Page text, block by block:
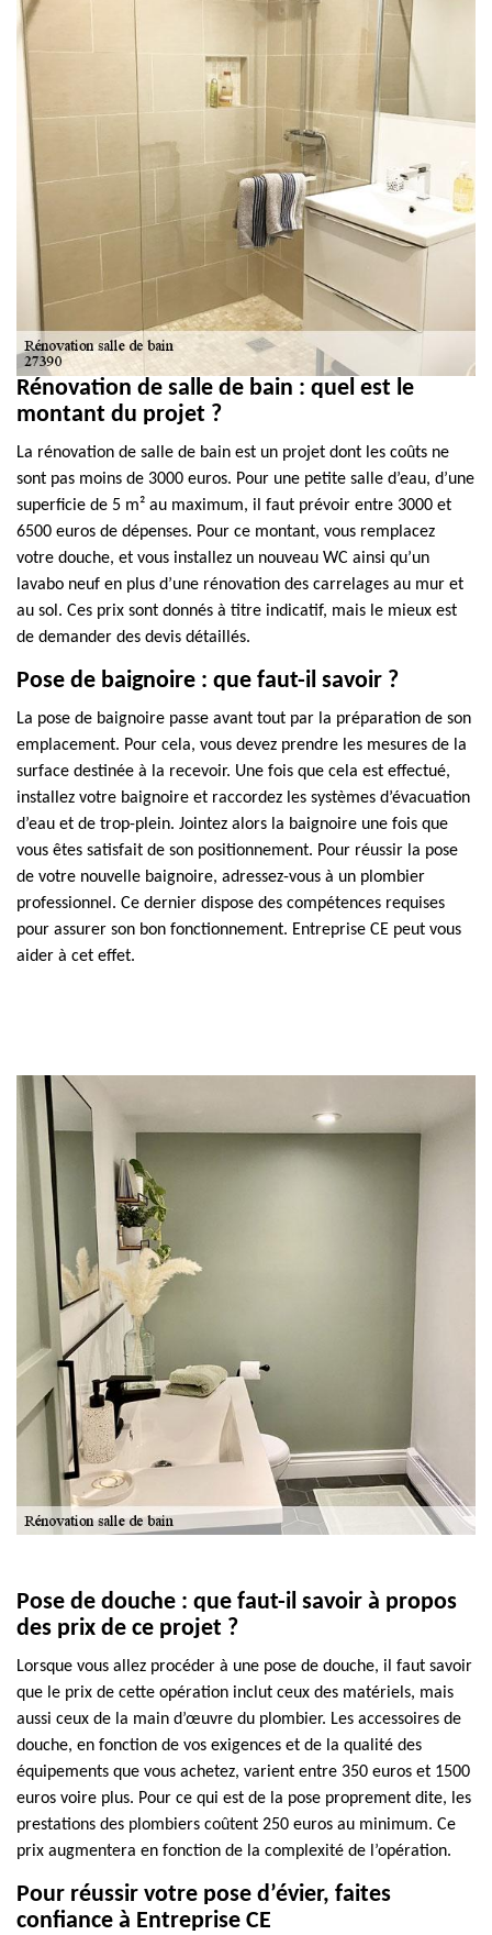
Rénovation de salle de bain : quel est le
montant du projet ?
La rénovation de salle de bain est un projet dont les coûts ne
sont pas moins de 3000 euros. Pour une petite salle d’eau, d’une
superficie de 5 m² au maximum, il faut prévoir entre 3000 et
6500 euros de dépenses. Pour ce montant, vous remplacez
votre douche, et vous installez un nouveau WC ainsi qu’un
lavabo neuf en plus d’une rénovation des carrelages au mur et
au sol. Ces prix sont donnés à titre indicatif, mais le mieux est
de demander des devis détaillés.
Pose de baignoire : que faut-il savoir ?
La pose de baignoire passe avant tout par la préparation de son
emplacement. Pour cela, vous devez prendre les mesures de la
surface destinée à la recevoir. Une fois que cela est effectué,
installez votre baignoire et raccordez les systèmes d’évacuation
d’eau et de trop-plein. Jointez alors la baignoire une fois que
vous êtes satisfait de son positionnement. Pour réussir la pose
de votre nouvelle baignoire, adressez-vous à un plombier
professionnel. Ce dernier dispose des compétences requises
pour assurer son bon fonctionnement. Entreprise CE peut vous
aider à cet effet.
Pose de douche : que faut-il savoir à propos
des prix de ce projet ?
Lorsque vous allez procéder à une pose de douche, il faut savoir
que le prix de cette opération inclut ceux des matériels, mais
aussi ceux de la main d’œuvre du plombier. Les accessoires de
douche, en fonction de vos exigences et de la qualité des
équipements que vous achetez, varient entre 350 euros et 1500
euros voire plus. Pour ce qui est de la pose proprement dite, les
prestations des plombiers coûtent 250 euros au minimum. Ce
prix augmentera en fonction de la complexité de l’opération.
Pour réussir votre pose d’évier, faites
confiance à Entreprise CE